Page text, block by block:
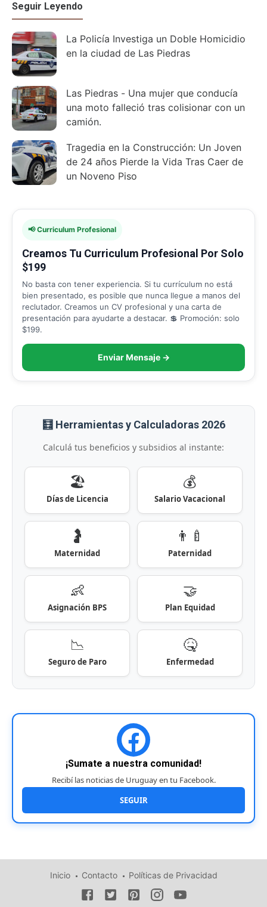
Seguir Leyendo
La Policía Investiga un Doble Homicidio
en la ciudad de Las Piedras
Las Piedras - Una mujer que conducía
una moto falleció tras colisionar con un
camión.
Tragedia en la Construcción: Un Joven
de 24 años Pierde la Vida Tras Caer de
un Noveno Piso
📢 Curriculum Profesional
Creamos Tu Curriculum Profesional Por Solo
$199
No basta con tener experiencia. Si tu currículum no está
bien presentado, es posible que nunca llegue a manos del
reclutador. Creamos un CV profesional y una carta de
presentación para ayudarte a destacar. 💲 Promoción: solo
$199.
Enviar Mensaje →
🧮 Herramientas y Calculadoras 2026
Calculá tus beneficios y subsidios al instante:
🏖️
Días de Licencia
💰
Salario Vacacional
🤰
Maternidad
👨‍🍼
Paternidad
👶
Asignación BPS
🤝
Plan Equidad
📉
Seguro de Paro
🤒
Enfermedad
¡Sumate a nuestra comunidad!
Recibí las noticias de Uruguay en tu Facebook.
SEGUIR
Inicio Contacto Políticas de Privacidad